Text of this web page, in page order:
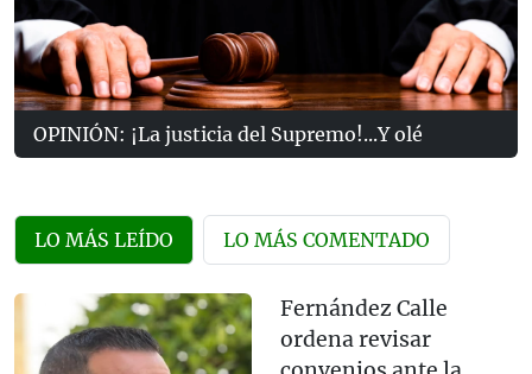
OPINIÓN: ¡La justicia del Supremo!...Y olé
LO MÁS LEÍDO LO MÁS COMENTADO
Fernández Calle
ordena revisar